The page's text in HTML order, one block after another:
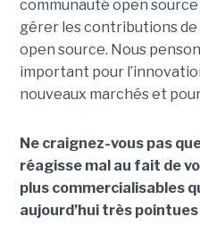
communauté open
gérer les contributions de
open source. Nous
important pour
nouveaux marchés et
Ne craignez-vous pas
réagisse mal au fait de
plus commercialisables
aujourd’hui très pointues